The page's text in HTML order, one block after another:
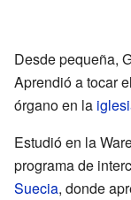
Desde pequeña,
Aprendió a tocar
órgano en la
Estudió en la
programa de
Suecia, donde